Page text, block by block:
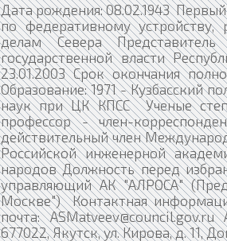
Дата рождения: 08.02.1943
по федеративному устройству,
делам Севера Представитель
государственной власти
23.01.2003 Срок окончания
Образование: 1971 - Кузбасский
наук при ЦК КПСС Ученые
профессор - член-
действительный член
Российской инженерной
народов Должность перед
управляющий АК "АЛРОСА"
Москве") Контактная
почта:
677022, Якутск, ул. Кирова, д. 11,